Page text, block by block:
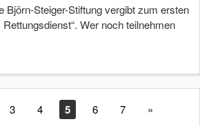
Björn-Steiger-Stiftung vergibt zum ersten
Wer noch teilnehmen
3 4 5 6 7 »